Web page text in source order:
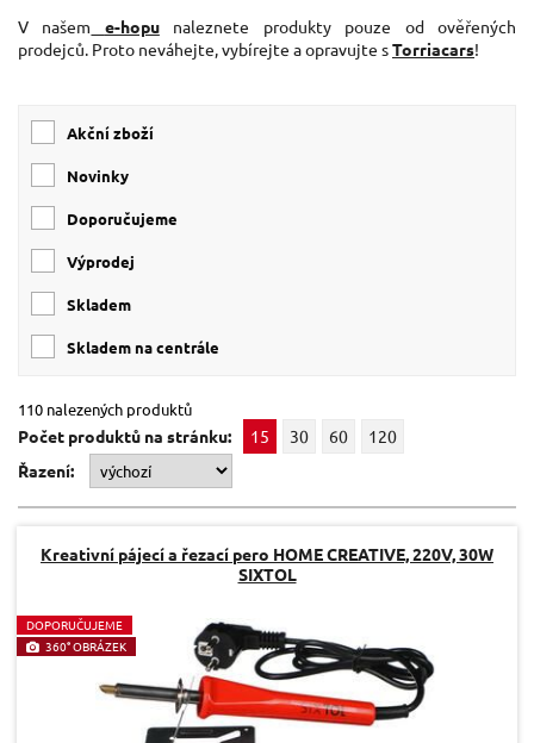
V našem
e-hopunaleznete produkty pouze od ověřených
prodejců. Proto neváhejte, vybírejte a opravujte sTorriacars!
Akční zboží
Novinky
Doporučujeme
Výprodej
skladem
skladem na centrále
110 nalezených produktů
Počet produktů na stránku: 15 30 60
120
Řazení:
Kreativní pájecí a řezací pero HOME CREATIVE, 220V, 30W
SIXTOL
DOPORUČUJEME
360° OBRÁZEK